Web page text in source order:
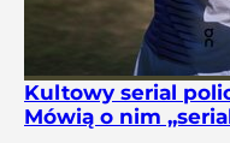
Kultowy serial
Mówią o nim